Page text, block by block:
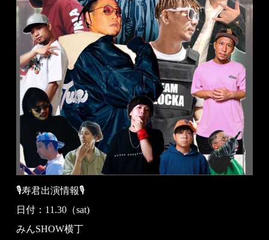
🎙寿君出演情報🎙
日付：11.30（sat)
みんSHOW横丁